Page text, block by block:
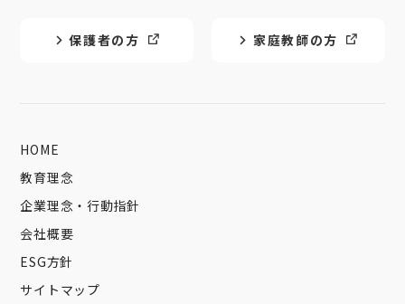
保護者の方 家庭教師の方
HOME
教育理念
企業理念・行動指針
会社概要
ESG方針
サイトマップ